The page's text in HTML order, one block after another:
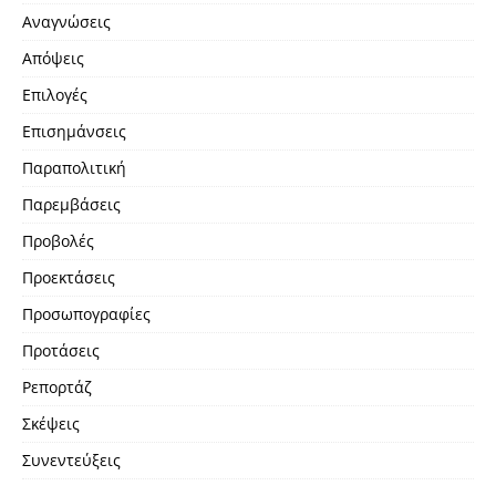
Αναγνώσεις
Απόψεις
Επιλογές
Επισημάνσεις
Παραπολιτική
Παρεμβάσεις
Προβολές
Προεκτάσεις
Προσωπογραφίες
Προτάσεις
Ρεπορτάζ
Σκέψεις
Συνεντεύξεις